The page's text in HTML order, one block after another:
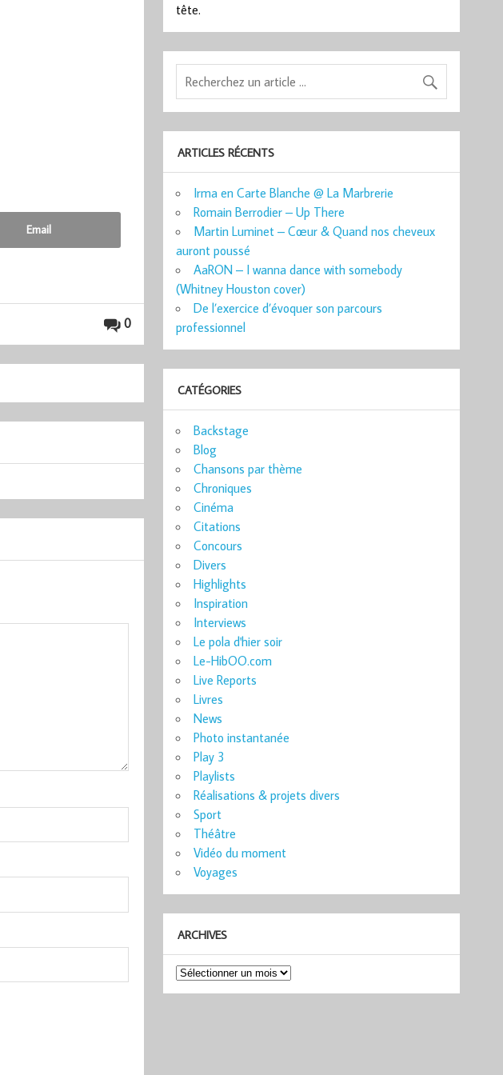
Email
0
tête.
ARTICLES RÉCENTS
Irma en Carte Blanche @ La Marbrerie
Romain Berrodier – Up There
Martin Luminet – Cœur & Quand nos cheveux
auront poussé
AaRON – I wanna dance with somebody
(Whitney Houston cover)
De l’exercice d’évoquer son parcours
professionnel
CATÉGORIES
Backstage
Blog
Chansons par thème
Chroniques
Cinéma
Citations
Concours
Divers
Highlights
Inspiration
Interviews
Le pola d'hier soir
Le-HibOO.com
Live Reports
Livres
News
Photo instantanée
Play 3
Playlists
Réalisations & projets divers
Sport
Théâtre
Vidéo du moment
Voyages
ARCHIVES
Archives